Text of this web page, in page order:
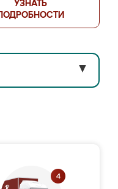
УЗНАТЬ
ПОДРОБНОСТИ
▼